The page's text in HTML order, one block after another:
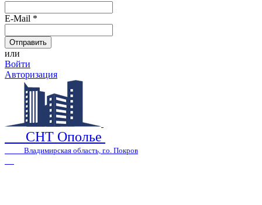
E-Mail *
или
Войти
Авторизация
СНТ Ополье
Владимирская область, г.о. Покров